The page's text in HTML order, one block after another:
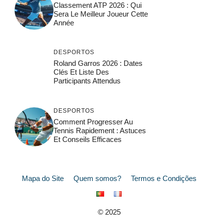
Classement ATP 2026 : Qui
Sera Le Meilleur Joueur Cette
Année
DESPORTOS
Roland Garros 2026 : Dates
Clés Et Liste Des
Participants Attendus
DESPORTOS
Comment Progresser Au
Tennis Rapidement : Astuces
Et Conseils Efficaces
Mapa do Site Quem somos? Termos e Condições
© 2025